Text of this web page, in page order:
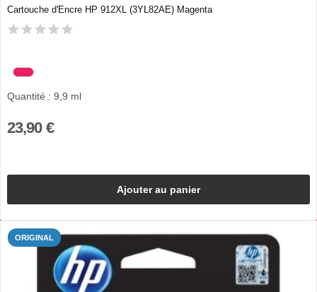
Cartouche d'Encre HP 912XL (3YL82AE) Magenta
Quantité : 9,9 ml
23,90 €
Ajouter au panier
ORIGINAL